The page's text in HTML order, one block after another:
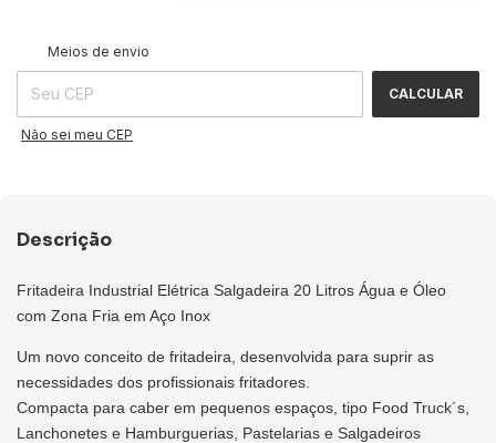
Entregas para o CEP:
Meios de envio
CALCULAR
Não sei meu CEP
Descrição
Fritadeira Industrial Elétrica Salgadeira 20 Litros Água e Óleo
com Zona Fria em Aço Inox
Um novo conceito de fritadeira, desenvolvida para suprir as
necessidades dos profissionais fritadores.
Compacta para caber em pequenos espaços, tipo Food Truck´s,
Lanchonetes e Hamburguerias, Pastelarias e Salgadeiros